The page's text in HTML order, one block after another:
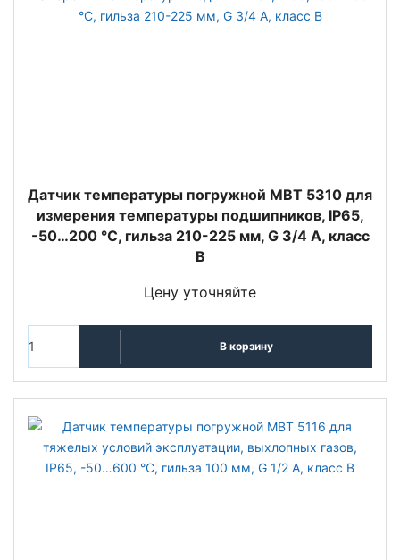
Датчик температуры погружной MBT 5310 для
измерения температуры подшипников, IP65,
-50…200 °C, гильза 210-225 мм, G 3/4 A, класс
B
Цену уточняйте
В корзину